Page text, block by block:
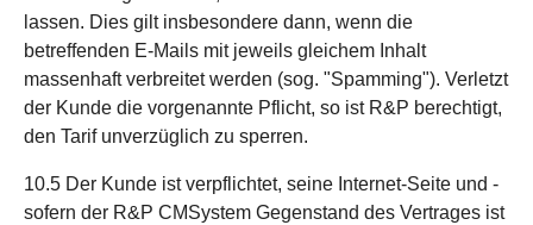
lassen. Dies gilt insbesondere dann, wenn die
betreffenden E-Mails mit jeweils gleichem Inhalt
massenhaft verbreitet werden (sog. "Spamming"). Verletzt
der Kunde die vorgenannte Pflicht, so ist R&P berechtigt,
den Tarif unverzüglich zu sperren.
10.5 Der Kunde ist verpflichtet, seine Internet-Seite und -
sofern der R&P CMSystem Gegenstand des Vertrages ist